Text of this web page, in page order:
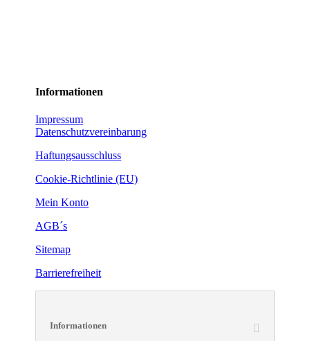
Informationen
Impressum
Datenschutzvereinbarung
Haftungsausschluss
Cookie-Richtlinie (EU)
Mein Konto
AGB´s
Sitemap
Barrierefreiheit
Informationen